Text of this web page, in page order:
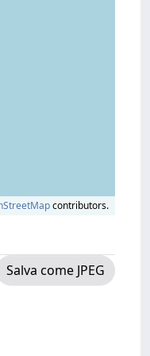
contributors.
Salva come JPEG